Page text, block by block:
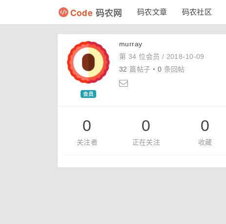
Code 码农网 码农文章 码农社区
会员
murray
第 34 位会员 / 2018-10-09
32 篇帖子 • 0 条回帖
0
关注者
0
正在关注
0
收藏